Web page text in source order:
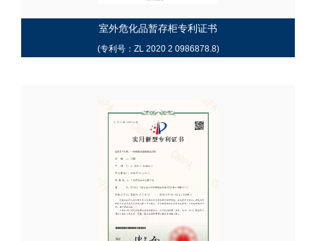
室外危化品暂存柜专利证书
(专利号：ZL 2020 2 0986878.8)